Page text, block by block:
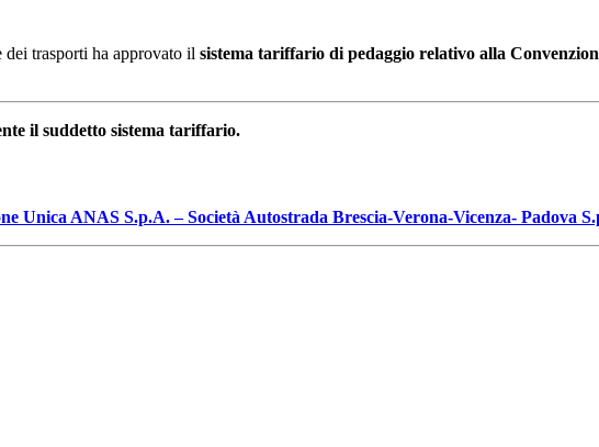
trasporti ha approvato il sistema tariffario di pedaggio relativo alla
il suddetto sistema tariffario.
Unica ANAS S.p.A. – Società Autostrada Brescia-Verona-Vicenza- Padova